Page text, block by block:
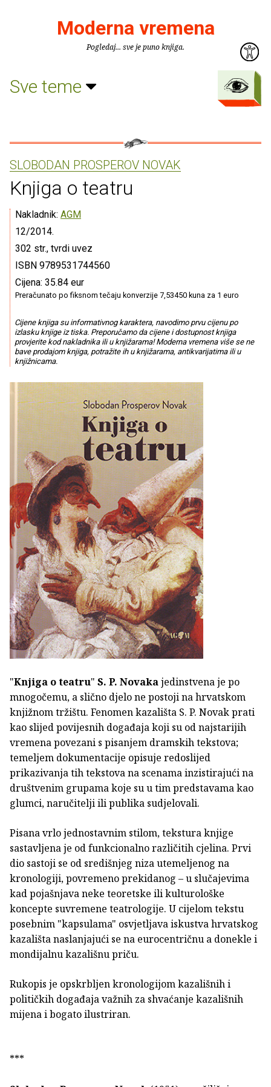
Moderna vremena
Pogledaj... sve je puno knjiga.
Sve teme
SLOBODAN PROSPEROV NOVAK
Knjiga o teatru
Nakladnik: AGM
12/2014.
302 str., tvrdi uvez
ISBN 9789531744560
Cijena: 35.84 eur
Preračunato po fiksnom tečaju konverzije 7,53450 kuna za 1 euro
Cijene knjiga su informativnog karaktera, navodimo prvu cijenu po
izlasku knjige iz tiska. Preporučamo da cijene i dostupnost knjiga
provjerite kod nakladnika ili u knjižarama! Moderna vremena više se ne
bave prodajom knjiga, potražite ih u knjižarama, antikvarijatima ili u
knjižnicama.
"Knjiga o teatru" S. P. Novakajedinstvena je po
mnogočemu, a slično djelo ne postoji na hrvatskom
knjižnom tržištu. Fenomen kazališta S. P. Novak prati
kao slijed povijesnih događaja koji su od najstarijih
vremena povezani s pisanjem dramskih tekstova;
temeljem dokumentacije opisuje redoslijed
prikazivanja tih tekstova na scenama inzistirajući na
društvenim grupama koje su u tim predstavama kao
glumci, naručitelji ili publika sudjelovali.
Pisana vrlo jednostavnim stilom, tekstura knjige
sastavljena je od funkcionalno različitih cjelina. Prvi
dio sastoji se od središnjeg niza utemeljenog na
kronologiji, povremeno prekidanog – u slučajevima
kad pojašnjava neke teoretske ili kulturološke
koncepte suvremene teatrologije. U cijelom tekstu
posebnim "kapsulama" osvjetljava iskustva hrvatskog
kazališta naslanjajući se na eurocentričnu a donekle i
mondijalnu kazališnu priču.
Rukopis je opskrbljen kronologijom kazališnih i
političkih događaja važnih za shvaćanje kazališnih
mijena i bogato ilustriran.
***